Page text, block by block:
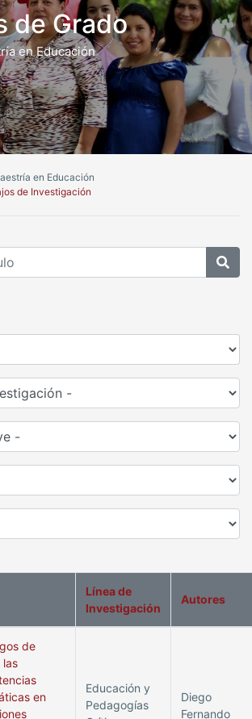
de Grado
en Educación
en Educación
de Investigación
Línea de
Investigación
Autores
de
las
en
Educación y
Pedagogías
Diego
Fernando